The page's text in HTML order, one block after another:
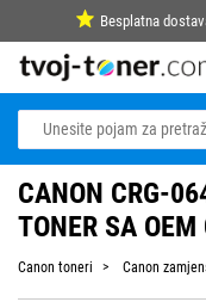
Besplatna
CANON CRG-
TONER SA
Canon toneri Canon